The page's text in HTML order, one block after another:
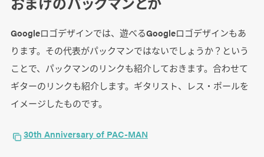
Googleロゴデザインでは、遊べるGoogleロゴデザインもあ
ります。その代表がパックマンではないでしょうか？という
ことで、パックマンのリンクも紹介しておきます。合わせて
ギターのリンクも紹介します。ギタリスト、レス・ポールを
イメージしたものです。
30th Anniversary of PAC-MAN